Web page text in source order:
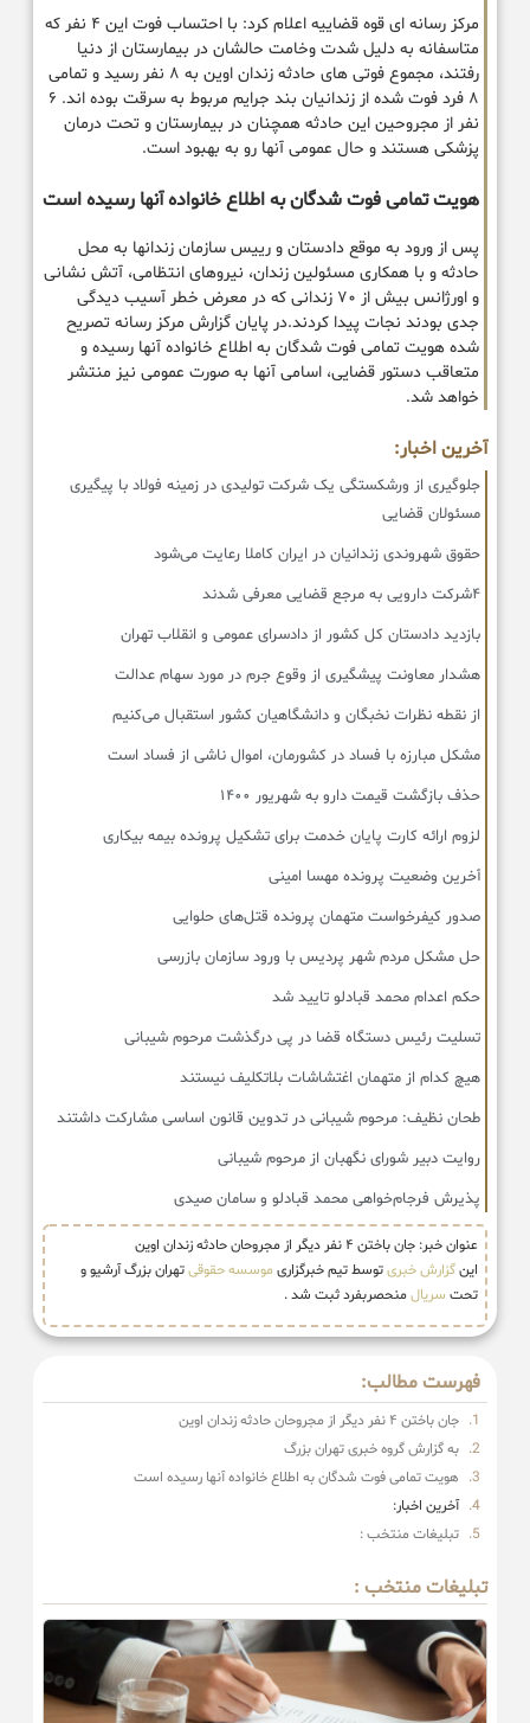
مرکز رسانه ای قوه قضاییه اعلام کرد: با احتساب فوت این ۴ نفر که
متاسفانه به دلیل شدت وخامت حالشان در بیمارستان از دنیا
رفتند، مجموع فوتی های حادثه زندان اوین به ۸ نفر رسید و تمامی
۸ فرد فوت شده از زندانیان بند جرایم مربوط به سرقت بوده اند. ۶
نفر از مجروحین این حادثه همچنان در بیمارستان و تحت درمان
پزشکی هستند و حال عمومی آنها رو به بهبود است.
هویت تمامی فوت شدگان به اطلاع خانواده آنها رسیده است
پس از ورود به موقع دادستان و رییس سازمان زندانها به محل
حادثه و با همکاری مسئولین زندان، نیروهای انتظامی، آتش نشانی
و اورژانس بیش از ۷۰ زندانی که در معرض خطر آسیب دیدگی
جدی بودند نجات پیدا کردند.در پایان گزارش مرکز رسانه تصریح
شده هویت تمامی فوت شدگان به اطلاع خانواده آنها رسیده و
متعاقب دستور قضایی، اسامی آنها به صورت عمومی نیز منتشر
خواهد شد.
آخرین اخبار:
جلوگیری از ورشکستگی یک شرکت تولیدی در زمینه فولاد با پیگیری
مسئولان قضایی
حقوق شهروندی زندانیان در ایران کاملا رعایت می‌شود
۴شرکت دارویی به مرجع قضایی معرفی شدند
بازدید دادستان کل کشور از دادسرای عمومی و انقلاب تهران
هشدار معاونت پیشگیری از وقوع جرم در مورد سهام عدالت
از نقطه نظرات نخبگان و دانشگاهیان کشور استقبال می‌کنیم
مشکل مبارزه با فساد در کشورمان، اموال ناشی از فساد است
حذف بازگشت قیمت دارو به شهریور ۱۴۰۰
لزوم ارائه کارت پایان خدمت برای تشکیل پرونده بیمه بیکاری
آخرین وضعیت پرونده مهسا امینی
صدور کیفرخواست متهمان پرونده قتل‌های حلوایی
حل مشکل مردم شهر پردیس با ورود سازمان بازرسی
حکم اعدام محمد قبادلو تایید شد
تسلیت رئیس دستگاه قضا در پی درگذشت مرحوم شیبانی
هیچ کدام از متهمان اغتشاشات بلاتکلیف نیستند
طحان‌ نظیف: مرحوم شیبانی در تدوین قانون اساسی مشارکت داشتند
روایت دبیر شورای نگهبان از مرحوم شیبانی
پذیرش فرجام‌خواهی محمد قبادلو و سامان صیدی
عنوان خبر: جان باختن ۴ نفر دیگر از مجروحان حادثه زندان اوین
اینگزارش خبریتوسط تیم خبرگزاری موسسه حقوقیتهران بزرگ آرشیو و
تحت سریالمنحصربفرد ثبت شد .
فهرست مطالب:
جان باختن ۴ نفر دیگر از مجروحان حادثه زندان اوین
به گزارش گروه خبری تهران بزرگ
هویت تمامی فوت شدگان به اطلاع خانواده آنها رسیده است
آخرین اخبار:
تبلیغات منتخب :
تبلیغات منتخب :